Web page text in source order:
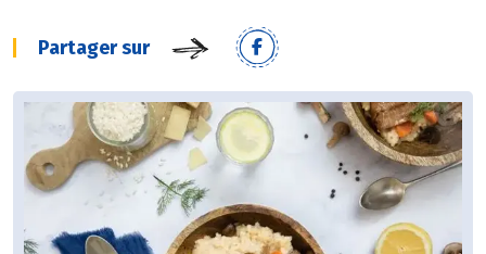
Partager sur